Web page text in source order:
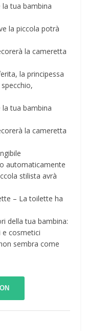
la tua bambina
la piccola potrà
la cameretta
la principessa
la tua bambina
la cameretta
automaticamente
stilista avrà
– La toilette ha
della tua bambina:
cosmetici
sembra come